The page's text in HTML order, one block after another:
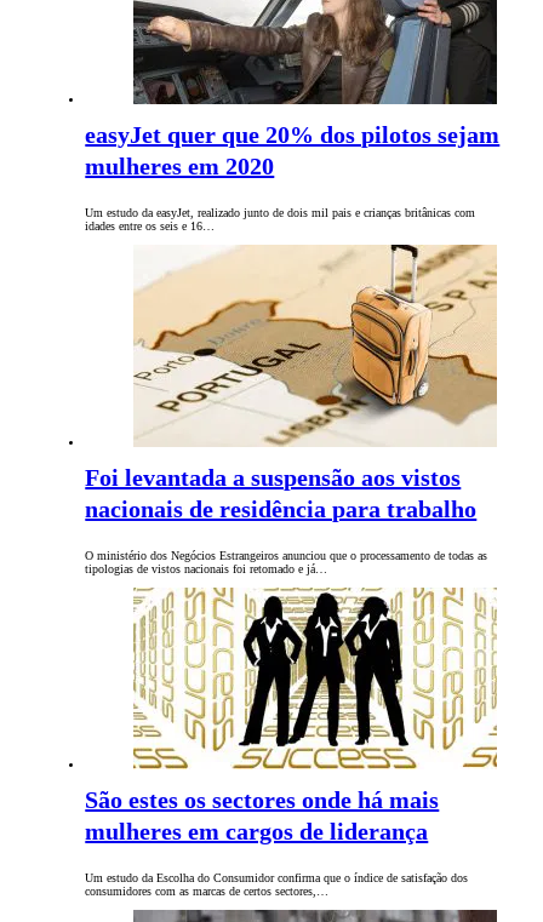
easyJet quer que 20% dos pilotos sejam
mulheres em 2020
Um estudo da easyJet, realizado junto de dois mil pais e crianças britânicas com
idades entre os seis e 16…
Foi levantada a suspensão aos vistos
nacionais de residência para trabalho
O ministério dos Negócios Estrangeiros anunciou que o processamento de todas as
tipologias de vistos nacionais foi retomado e já…
São estes os sectores onde há mais
mulheres em cargos de liderança
Um estudo da Escolha do Consumidor confirma que o índice de satisfação dos
consumidores com as marcas de certos sectores,…